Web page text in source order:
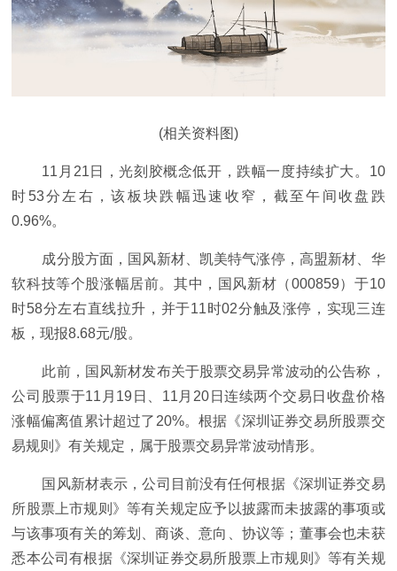
(相关资料图)
11月21日，光刻胶概念低开，跌幅一度持续扩大。10
时53分左右，该板块跌幅迅速收窄，截至午间收盘跌
0.96%。
成分股方面，国风新材、凯美特气涨停，高盟新材、华
软科技等个股涨幅居前。其中，国风新材（000859）于10
时58分左右直线拉升，并于11时02分触及涨停，实现三连
板，现报8.68元/股。
此前，国风新材发布关于股票交易异常波动的公告称，
公司股票于11月19日、11月20日连续两个交易日收盘价格
涨幅偏离值累计超过了20%。根据《深圳证券交易所股票交
易规则》有关规定，属于股票交易异常波动情形。
国风新材表示，公司目前没有任何根据《深圳证券交易
所股票上市规则》等有关规定应予以披露而未披露的事项或
与该事项有关的筹划、商谈、意向、协议等；董事会也未获
悉本公司有根据《深圳证券交易所股票上市规则》等有关规